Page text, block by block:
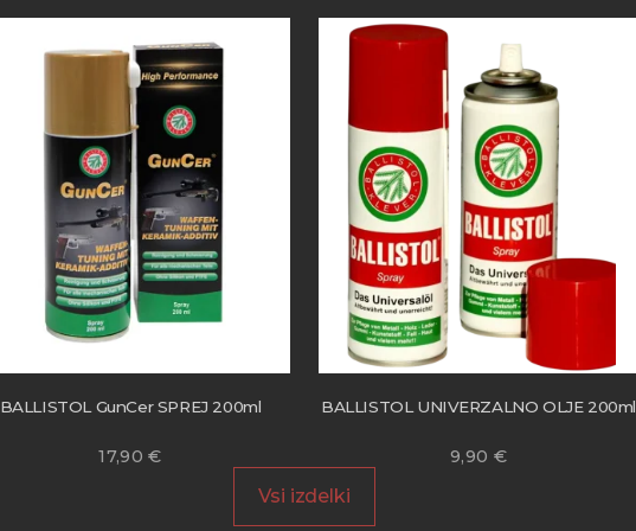
BALLISTOL GunCer SPREJ 200ml
17,90€
BALLISTOL UNIVERZALNO OLJE 200ml
9,90 €
Vsi izdelki